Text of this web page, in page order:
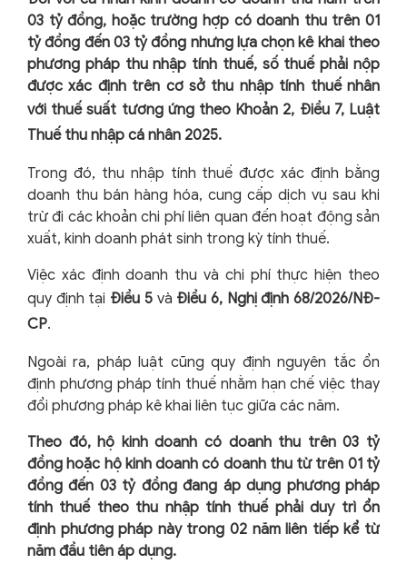
03 tỷ đồng, hoặc trường hợp có doanh thu trên 01
tỷ đồng đến 03 tỷ đồng nhưng lựa chọn kê khai theo
phương pháp thu nhập tính thuế, số thuế phải nộp
được xác định trên cơ sở thu nhập tính thuế nhân
với thuế suất tương ứng theo Khoản 2, Điều 7, Luật
Thuế thu nhập cá nhân 2025.
Trong đó, thu nhập tính thuế được xác định bằng
doanh thu bán hàng hóa, cung cấp dịch vụ sau khi
trừ đi các khoản chi phí liên quan đến hoạt động sản
xuất, kinh doanh phát sinh trong kỳ tính thuế.
Việc xác định doanh thu và chi phí thực hiện theo
quy định tại Điều 5và Điều 6, Nghị định 68/2026/NĐ-
CP.
Ngoài ra, pháp luật cũng quy định nguyên tắc ổn
định phương pháp tính thuế nhằm hạn chế việc thay
đổi phương pháp kê khai liên tục giữa các năm.
Theo đó, hộ kinh doanh có doanh thu trên 03 tỷ
đồng hoặc hộ kinh doanh có doanh thu từ trên 01 tỷ
đồng đến 03 tỷ đồng đang áp dụng phương pháp
tính thuế theo thu nhập tính thuế phải duy trì ổn
định phương pháp này trong 02 năm liên tiếp kể từ
năm đầu tiên áp dụng.